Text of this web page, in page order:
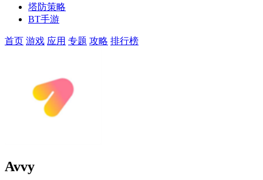
塔防策略
BT手游
首页 游戏 应用 专题 攻略 排行榜
Avvy